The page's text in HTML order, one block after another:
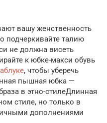
вашу женственность
подчеркивайте талию
не должна висеть
к юбке-макси обувь
, чтобы уберечь
пышная юбка —
в этно-стилеДлинная
стиле, но только в
дополнениями